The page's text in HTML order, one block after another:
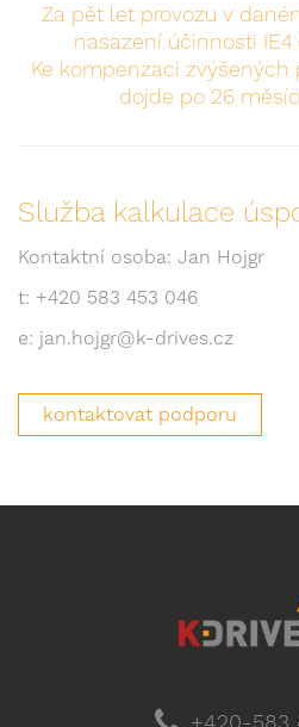
Za pět let provozu v
nasazení účinnosti IE4
Ke kompenzaci
dojde po 26
Služba kalkulace
Kontaktní osoba: Jan Hojgr
t: +420 583 453 046
e: jan.hojgr@k-drives.cz
kontaktovat podporu
+420-583